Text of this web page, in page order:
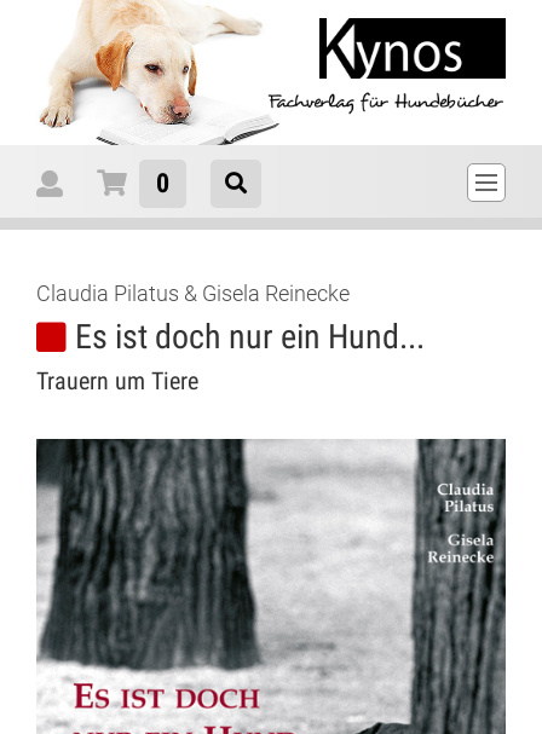
Claudia Pilatus & Gisela Reinecke
Es ist doch nur ein Hund...
Trauern um Tiere
0